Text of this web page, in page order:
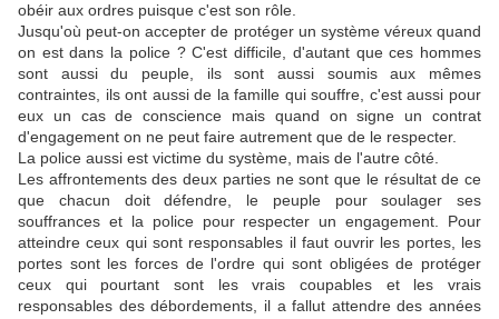
obéir aux ordres puisque c'est son rôle.
Jusqu'où peut-on accepter de protéger un système véreux quand
on est dans la police ? C'est difficile, d'autant que ces hommes
sont aussi du peuple, ils sont aussi soumis aux mêmes
contraintes, ils ont aussi de la famille qui souffre, c'est aussi pour
eux un cas de conscience mais quand on signe un contrat
d'engagement on ne peut faire autrement que de le respecter.
La police aussi est victime du système, mais de l'autre côté.
Les affrontements des deux parties ne sont que le résultat de ce
que chacun doit défendre, le peuple pour soulager ses
souffrances et la police pour respecter un engagement. Pour
atteindre ceux qui sont responsables il faut ouvrir les portes, les
portes sont les forces de l'ordre qui sont obligées de protéger
ceux qui pourtant sont les vrais coupables et les vrais
responsables des débordements, il a fallut attendre des années